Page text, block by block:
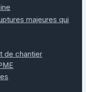
majeures qui
de chantier